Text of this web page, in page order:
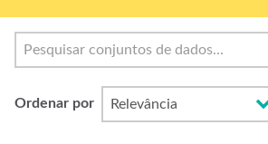
Sobre
Ordenar por